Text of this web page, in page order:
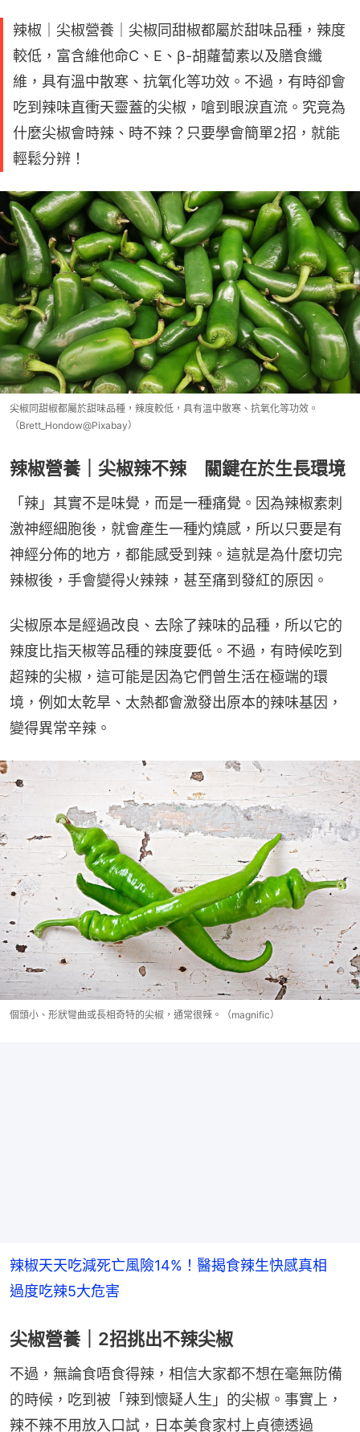
辣椒｜尖椒營養｜尖椒同甜椒都屬於甜味品種，辣度
較低，富含維他命C、E、β-胡蘿蔔素以及膳食纖
維，具有溫中散寒、抗氧化等功效。不過，有時卻會
吃到辣味直衝天靈蓋的尖椒，嗆到眼淚直流。究竟為
什麼尖椒會時辣、時不辣？只要學會簡單2招，就能
輕鬆分辨！
尖椒同甜椒都屬於甜味品種，辣度較低，具有溫中散寒、抗氧化等功效。
（Brett_Hondow@Pixabay）
辣椒營養｜尖椒辣不辣 關鍵在於生長環境
「辣」其實不是味覺，而是一種痛覺。因為辣椒素刺
激神經細胞後，就會產生一種灼燒感，所以只要是有
神經分佈的地方，都能感受到辣。這就是為什麼切完
辣椒後，手會變得火辣辣，甚至痛到發紅的原因。
尖椒原本是經過改良、去除了辣味的品種，所以它的
辣度比指天椒等品種的辣度要低。不過，有時候吃到
超辣的尖椒，這可能是因為它們曾生活在極端的環
境，例如太乾旱、太熱都會激發出原本的辣味基因，
變得異常辛辣。
個頭小、形狀彎曲或長相奇特的尖椒，通常很辣。（magnific）
辣椒天天吃減死亡風險14%！醫揭食辣生快感真相
過度吃辣5大危害
尖椒營養｜2招挑出不辣尖椒
不過，無論食唔食得辣，相信大家都不想在毫無防備
的時候，吃到被「辣到懷疑人生」的尖椒。事實上，
辣不辣不用放入口試，日本美食家村上貞德透過